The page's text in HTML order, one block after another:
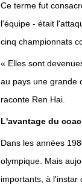
Ce terme fut
l'équipe - était
cinq championnats
« Elles sont
au pays une grande
raconte Ren Hai.
L'avantage du
Dans les années
olympique. Mais
importants, à l'instar